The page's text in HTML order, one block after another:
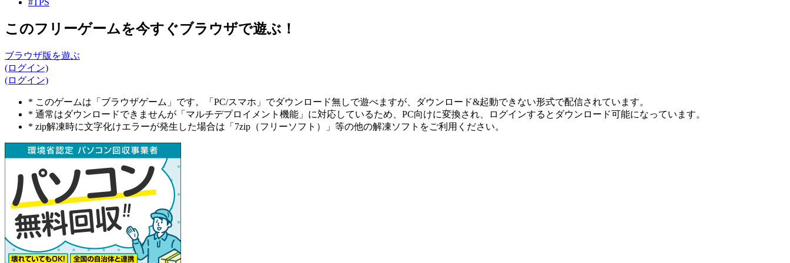
このフリーゲームを今すぐブラウザで遊ぶ！
ブラウザ版を遊ぶ
(ログイン)
(ログイン)
* このゲームは「ブラウザゲーム」です。「PC/スマホ」でダウンロード無しで遊べますが、ダウンロード&起動できない形式で配信されています。
* 通常はダウンロードできませんが「マルチデプロイメント機能」に対応しているため、PC向けに変換され、ログインするとダウンロード可能になっています。
* zip解凍時に文字化けエラーが発生した場合は「7zip（フリーソフト）」等の他の解凍ソフトをご利用ください。